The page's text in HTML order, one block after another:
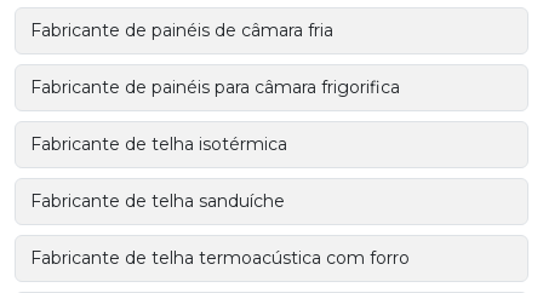
Fabricante de painéis de câmara fria
Fabricante de painéis para câmara frigorifica
Fabricante de telha isotérmica
Fabricante de telha sanduíche
Fabricante de telha termoacústica com forro